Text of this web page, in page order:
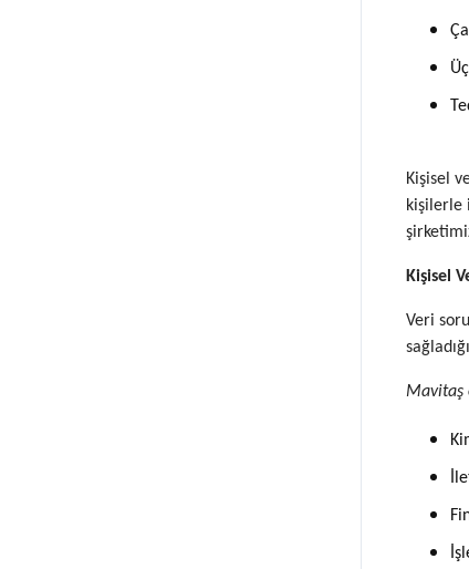
Kişisel
kişilerle
Kişisel
Veri
Mavitaş